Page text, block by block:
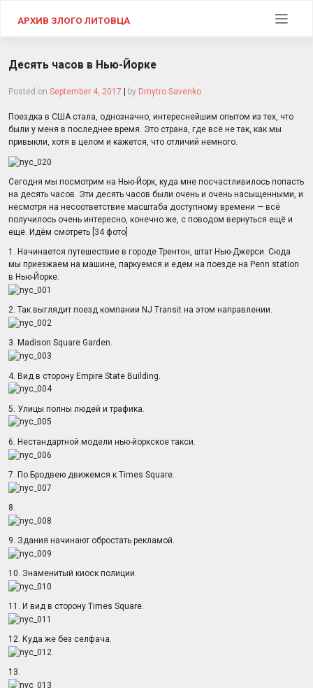
АРХИВ ЗЛОГО ЛИТОВЦА
Десять часов в Нью-Йорке
Posted on September 4, 2017 | by Dmytro Savenko
Поездка в США стала, однозначно, интереснейшим опытом из тех, что
были у меня в последнее время. Это страна, где всё не так, как мы
привыкли, хотя в целом и кажется, что отличий немного.
Сегодня мы посмотрим на Нью-Йорк, куда мне посчастливилось попасть
на десять часов. Эти десять часов были очень и очень насыщенными, и
несмотря на несоответствие масштаба доступному времени — всё
получилось очень интересно, конечно же, с поводом вернуться ещё и
ещё. Идём смотреть [34 фото]
1. Начинается путешествие в городе Трентон, штат Нью-Джерси. Сюда
мы приезжаем на машине, паркуемся и едем на поезде на Penn station
в Нью-Йорке.
2. Так выглядит поезд компании NJ Transit на этом направлении.
3. Madison Square Garden.
4. Вид в сторону Empire State Building.
5. Улицы полны людей и трафика.
6. Нестандартной модели нью-йоркское такси.
7. По Бродвею движемся к Times Square.
8.
9. Здания начинают обростать рекламой.
10. Знаменитый киоск полиции.
11. И вид в сторону Times Square.
12. Куда же без селфача.
13.